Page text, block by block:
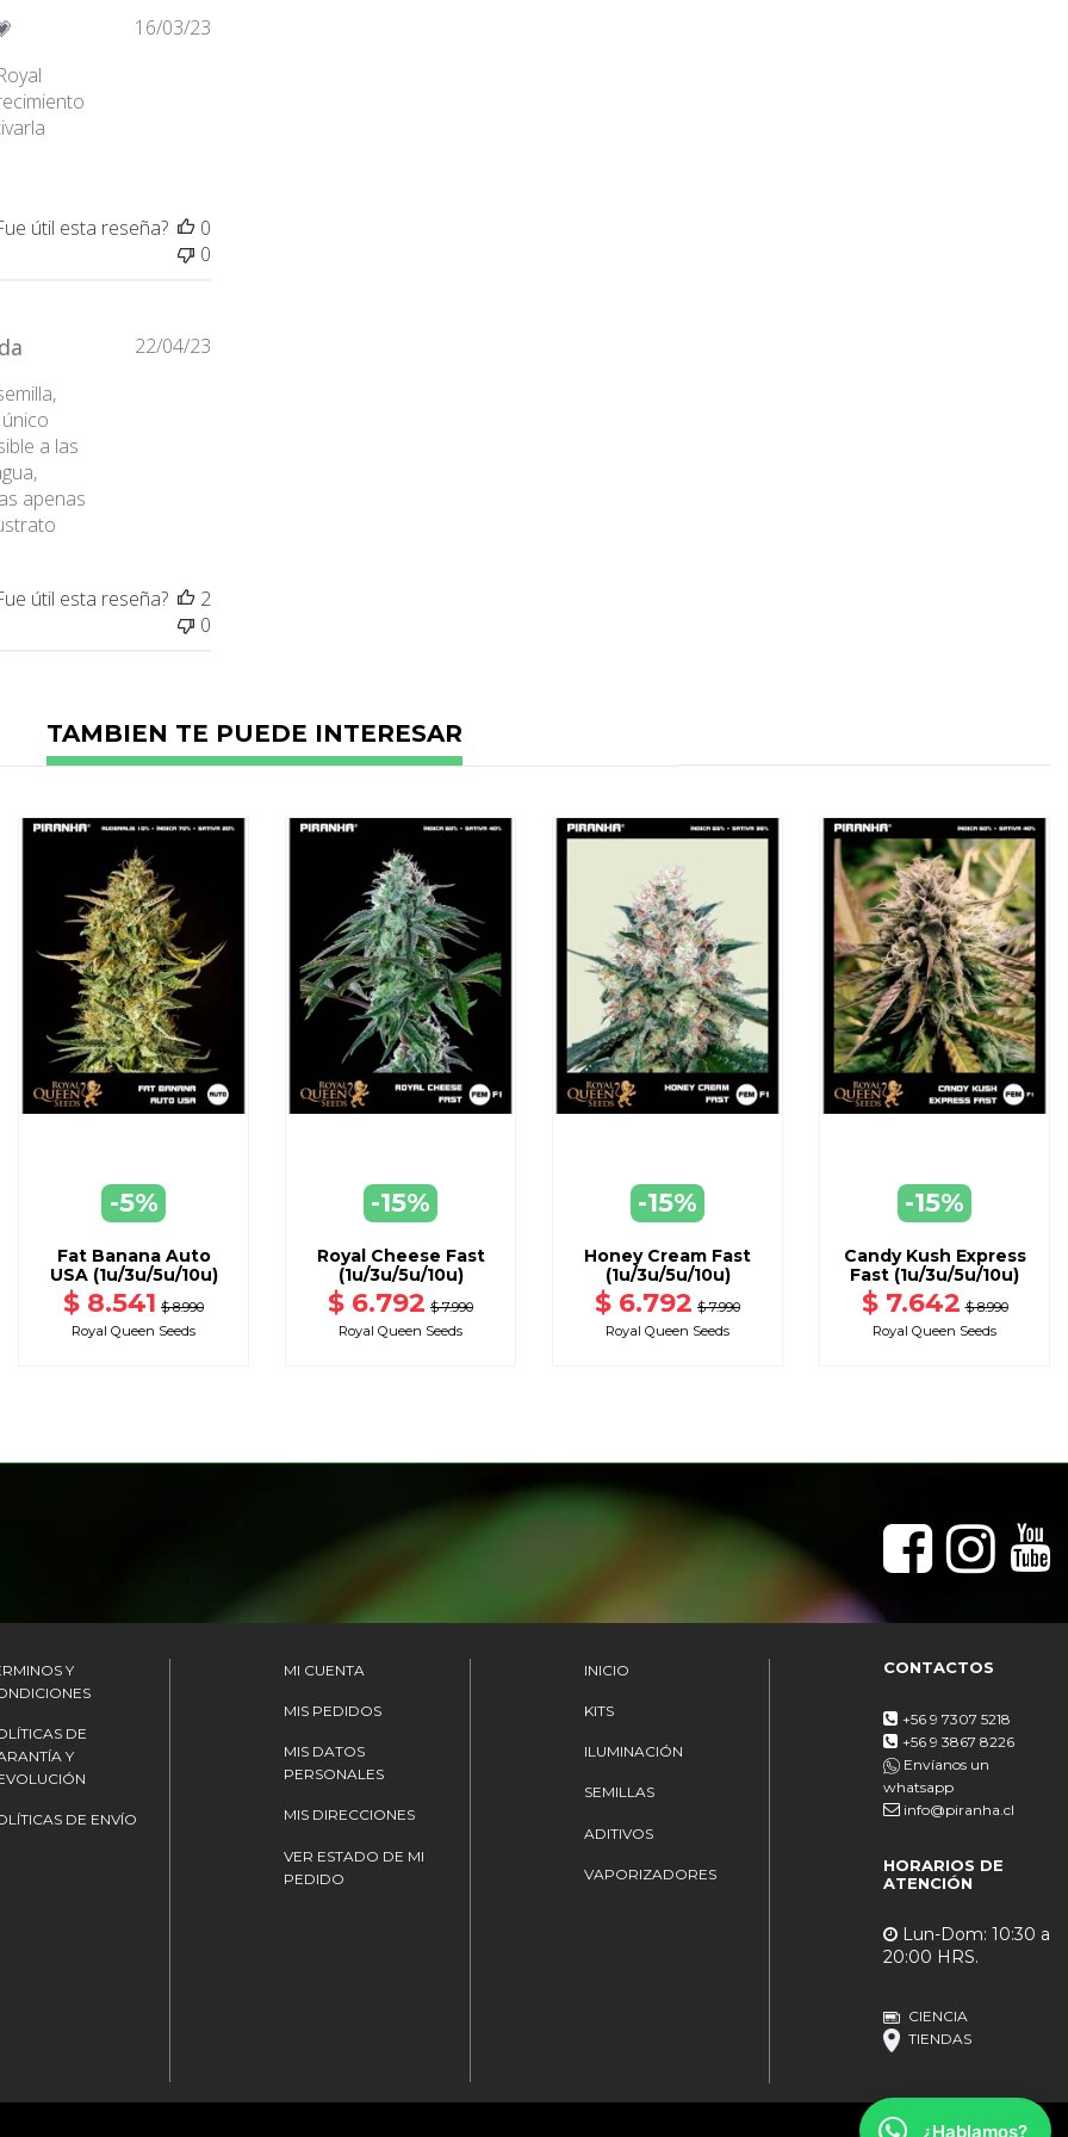
Fecha
16/03/23
útil esta reseña?
0
0
a las
apenas
Fecha
22/04/23
útil esta reseña?
2
0
TAMBIEN TE PUEDE INTERESAR
-5%
AGREGAR
A CARRO
Fat Banana Auto
USA (1u/3u/5u/10u)
$ 8.541 $ 8.990
Royal Queen Seeds
-15%
DISPONIBLE CON OTRAS OPCIONES
Royal Cheese Fast
(1u/3u/5u/10u)
$ 6.792 $ 7.990
Royal Queen Seeds
-15%
DISPONIBLE CON OTRAS OPCIONES
Honey Cream Fast
(1u/3u/5u/10u)
$ 6.792 $ 7.990
Royal Queen Seeds
-15%
AGREGAR
A CARRO
Candy Kush Express
Fast (1u/3u/5u/10u)
$ 7.642 $ 8.990
Royal Queen Seeds
Y
DE
Y
DE ENVÍO
MI CUENTA
MIS PEDIDOS
MIS DATOS
PERSONALES
MIS DIRECCIONES
VER ESTADO DE MI
PEDIDO
INICIO
KITS
ILUMINACIÓN
SEMILLAS
ADITIVOS
VAPORIZADORES
CONTACTOS
+56 9 7307 5218
+56 9 3867 8226
Envíanos un
whatsapp
info@piranha.cl
HORARIOS DE
ATENCIÓN
Lun-Dom: 10:30 a
20:00 HRS.
CIENCIA
TIENDAS
¿Hablamos?